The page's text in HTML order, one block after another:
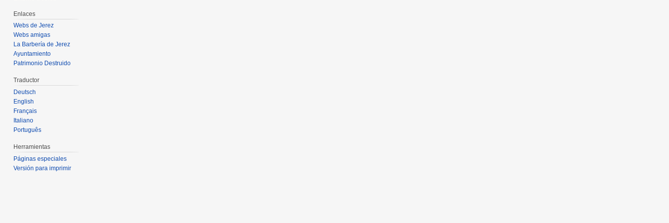
Enlaces
Webs de Jerez
Webs amigas
La Barbería de Jerez
Ayuntamiento
Patrimonio Destruido
Traductor
Deutsch
English
Français
Italiano
Português
Herramientas
Páginas especiales
Versión para imprimir